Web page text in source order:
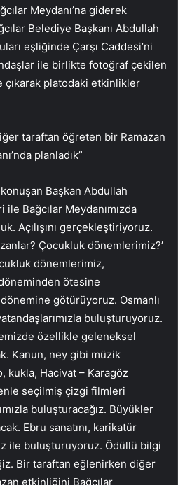
Meydanı’na giderek
Belediye Başkanı Abdullah
eşliğinde Çarşı Caddesi’ni
ile birlikte fotoğraf çekilen
çıkarak platodaki etkinlikler
taraftan öğreten bir Ramazan
planladık”
Başkan Abdullah
Bağcılar Meydanımızda
Açılışını gerçekleştiriyoruz.
Çocukluk dönemlerimiz?’
dönemlerimiz,
ötesine
dönemine götürüyoruz. Osmanlı
buluşturuyoruz.
özellikle geleneksel
Kanun, ney gibi müzik
kukla, Hacivat – Karagöz
seçilmiş çizgi filmleri
buluşturacağız. Büyükler
Ebru sanatını, karikatür
ile buluşturuyoruz. Ödüllü bilgi
Bir taraftan eğlenirken diğer
etkinliğini Bağcılar